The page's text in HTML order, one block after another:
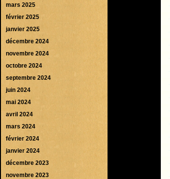
mars 2025
février 2025
janvier 2025
décembre 2024
novembre 2024
octobre 2024
septembre 2024
juin 2024
mai 2024
avril 2024
mars 2024
février 2024
janvier 2024
décembre 2023
novembre 2023